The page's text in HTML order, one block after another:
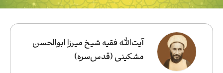
آیت‌الله فقیه شیخ میرزا ابوالحسن
مشکینی (قدس‌سره)